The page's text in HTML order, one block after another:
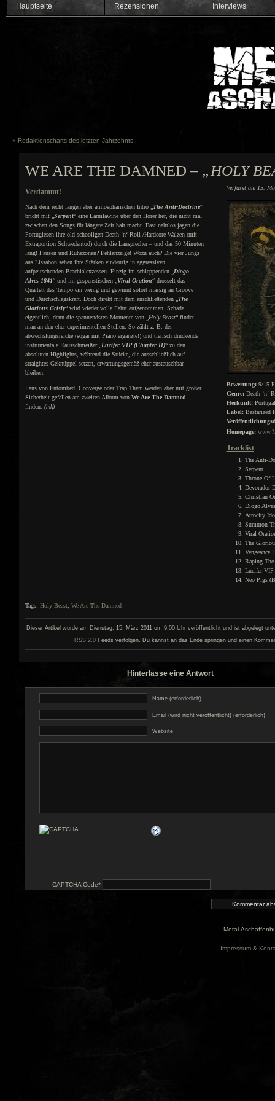
Hauptseite Rezensionen Interviews
« Redaktionscharts des letzten Jahrzehnts
WE ARE THE DAMNED – „HOLY
Verfasst am 15.
Verdammt!
Nach dem recht langen aber atmosphärischen Intro „ The Anti-Doctrine“
bricht mit „ Serpent“ eine Lärmlawine über den Hörer her, die nicht mal
zwischen den Songs für längere Zeit halt macht. Fast nahtlos jagen die
Portugiesen ihre old-schooligen Death-’n‘-Roll-/Hardcore-Walzen (mit
Extraportion Schwedentod) durch die Lausprecher – und das 50 Minuten
lang! Pausen und Ruhezonen? Fehlanzeige! Wozu auch? Die vier Jungs
aus Lissabon sehen ihre Stärken eindeutig in aggressiven,
aufpeitschenden Brachialexzessen. Einzig im schleppenden „ Diogo
Alves 1841“ und im gespenstischen „ Viral Oration“ drosselt das
Quartett das Tempo ein wenig und gewinnt sofort massig an Groove
und Durchschlagskraft. Doch direkt mit dem anschließenden „ The
Glorious Grisly“ wird wieder volle Fahrt aufgenommen. Schade
eigentlich, denn die spannendsten Momente von „ Holy Beast“ findet
man an den eher experimentellen Stellen. So zählt z. B. der
abwechslungsreiche (sogar mit Piano ergänzte!) und tierisch drückende
instrumentale Rausschmeißer „ Lucifer VIP (Chapter II)“ zu den
absoluten Highlights, während die Stücke, die ausschließlich auf
straightes Geknüppel setzen, erwartungsgemäß eher austauschbar
bleiben.
Fans von Entombed, Converge oder Trap Them werden aber mit großer
Sicherheit gefallen am zweiten Album von We Are The Damned
finden. (mk)
Bewertung:9/15
Genre: Death ’n‘
Herkunft: Portugal
Label: Bastarized
Homepage:
Tracklist
The Anti-
Serpent
Throne Of
Devorador
Christian
Diogo
Atrocity
Summon
Viral
The
Vengeance
Raping
Lucifer VIP
Neo Pigs
Tags: Holy Beast We Are The Damned
Dieser Artikel wurde am Dienstag, 15. März 2011 um 9:00 Uhr veröffentlicht und ist abgelegt
RSS 2.0 Feeds verfolgen. Du kannst an das Ende springen und einen
Hinterlasse eine Antwort
Name (erforderlich)
Email (wird nicht veröffentlicht) (erforderlich)
Website
CAPTCHA Code*
Metal-
Impressum &